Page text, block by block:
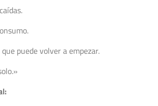
puede volver a empezar.